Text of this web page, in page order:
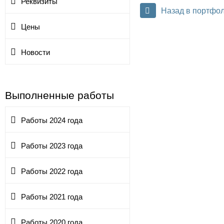
Цены
Новости
Выполненные работы
Работы 2024 года
Работы 2023 года
Работы 2022 года
Работы 2021 года
Назад в